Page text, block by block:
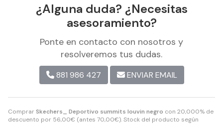
ComprarSkechers_ Deportivo summits louvin negro con 20,000% de
descuento por 56,00€ (antes 70,00€). Stock del producto según
¿Alguna duda? ¿Necesitas
asesoramiento?
Ponte en contacto con nosotros y
resolveremos tus dudas.
881 986 427 ENVIAR EMAIL